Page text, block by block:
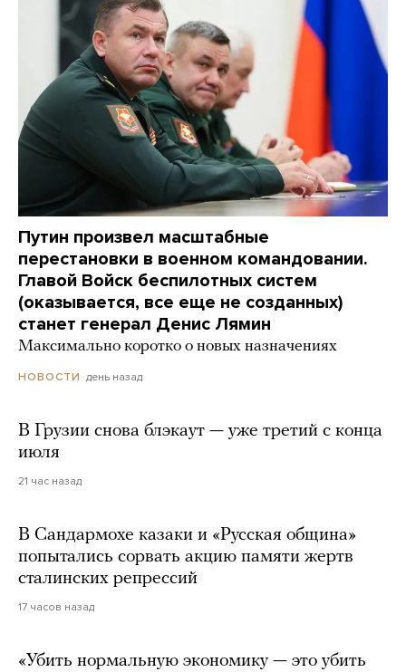
Путин произвел масштабные
перестановки в военном командовании.
Главой Войск беспилотных систем
(оказывается, все еще не созданных)
станет генерал Денис Лямин
Максимально коротко о новых назначениях
НОВОСТИ день назад
В Грузии снова блэкаут — уже третий с конца
июля
21 час назад
В Сандармохе казаки и «Русская община»
попытались сорвать акцию памяти жертв
сталинских репрессий
17 часов назад
«Убить нормальную экономику — это убить